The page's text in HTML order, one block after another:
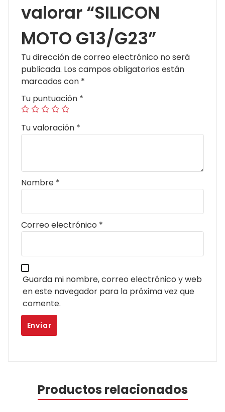
valorar “SILICON
MOTO G13/G23”
Tu dirección de correo electrónico no será
publicada. Los campos obligatorios están
marcados con *
Tu puntuación *
Tu valoración *
Nombre *
Correo electrónico *
Guarda mi nombre, correo electrónico y web
en este navegador para la próxima vez que
comente.
Productos relacionados